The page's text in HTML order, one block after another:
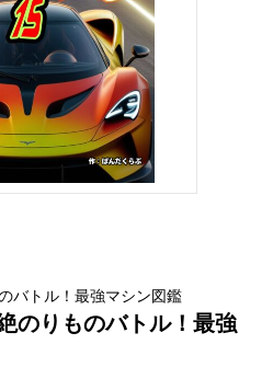
バトル！最強マシン図鑑
のりものバトル！最強